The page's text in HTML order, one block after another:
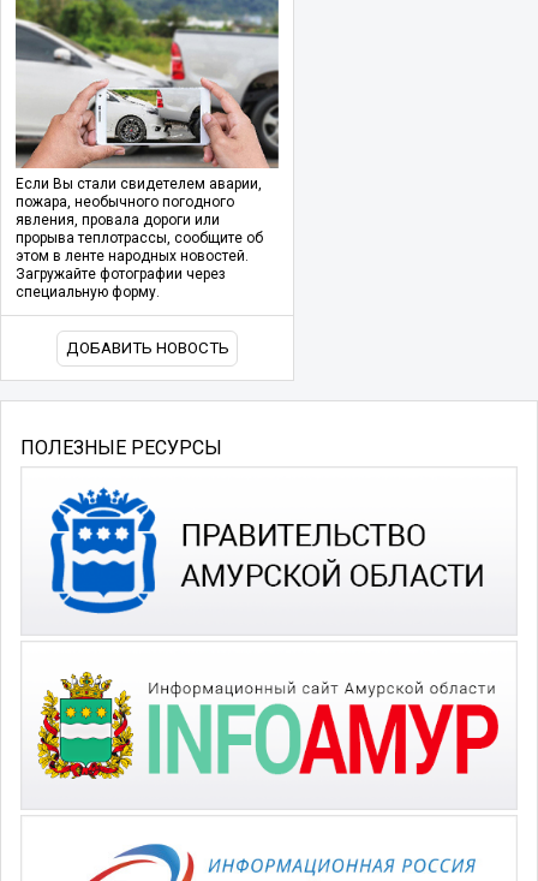
Если Вы стали свидетелем аварии,
пожара, необычного погодного
явления, провала дороги или
прорыва теплотрассы, сообщите об
этом в ленте народных новостей.
Загружайте фотографии через
специальную форму.
ДОБАВИТЬ НОВОСТЬ
ПОЛЕЗНЫЕ РЕСУРСЫ